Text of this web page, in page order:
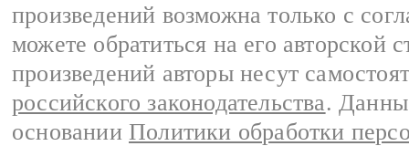
произведений возможна только с
можете обратиться на его авторской
произведений авторы несут
российского законодательства.
основании Политики обработки